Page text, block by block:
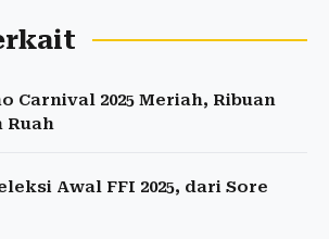
Carnival 2025 Meriah, Ribuan
Ruah
Awal FFI 2025, dari Sore